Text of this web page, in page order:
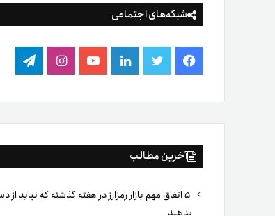
شبکه‌های اجتماعی
فیس
بوک
توییتر لینکدینیوتیوباینستاگرام
تلگرام
آخرین مطالب
۵ اتفاق مهم بازار رمزارز در هفته گذشته که نباید از
بدهید